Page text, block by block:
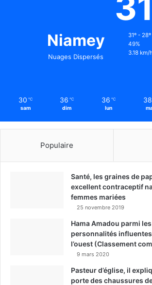
Niamey
Nuages Dispersés
31º - 28º
49%
3.18 km/h
30 ℃
sam
36 ℃
dim
36 ℃
lun
38
Populaire
Santé, les graines de
excellent contraceptif
femmes mariées
25 novembre 2019
Hama Amadou parmi
personnalités
l’ouest (Classement
9 mars 2020
Pasteur d’église, il
porte des chaussures